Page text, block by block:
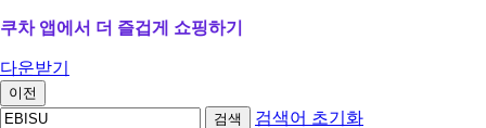
쿠차 앱에서 더 즐겁게 쇼핑하기
다운받기
이전
검색
검색어 초기화